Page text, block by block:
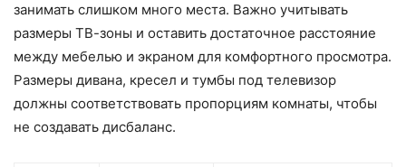
занимать слишком много места. Важно учитывать
размеры ТВ-зоны и оставить достаточное расстояние
между мебелью и экраном для комфортного просмотра.
Размеры дивана, кресел и тумбы под телевизор
должны соответствовать пропорциям комнаты, чтобы
не создавать дисбаланс.